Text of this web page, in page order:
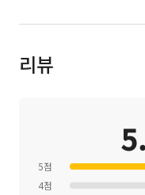
리뷰
5점
4점